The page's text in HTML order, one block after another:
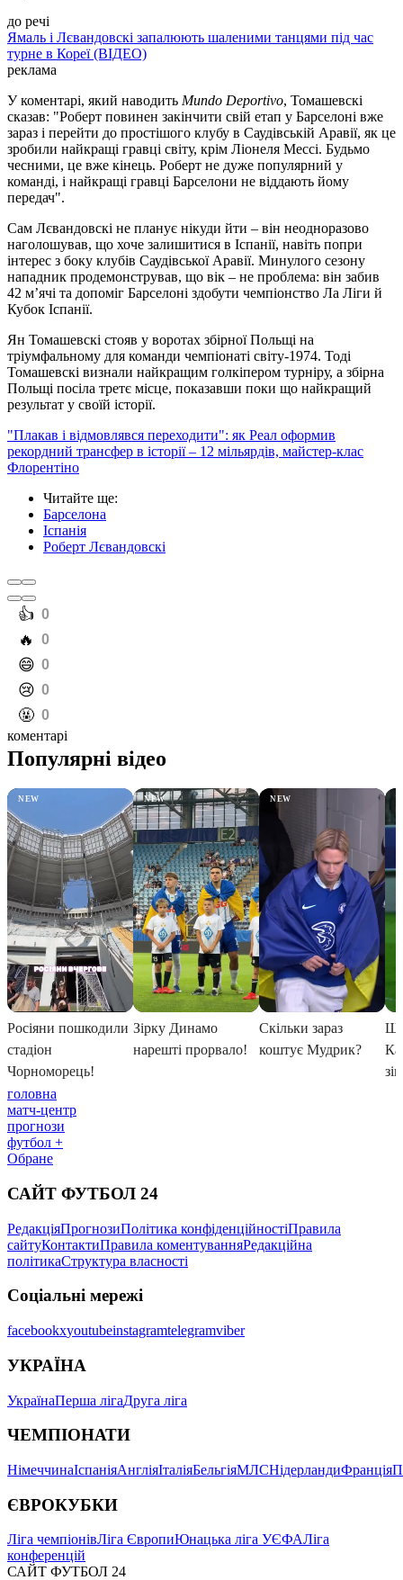
до речі
Ямаль і Лєвандовскі запалюють шаленими танцями під час
турне в Кореї (ВІДЕО)
реклама
У коментарі, який наводить Mundo Deportivo, Томашевскі
сказав: "Роберт повинен закінчити свій етап у Барселоні вже
зараз і перейти до простішого клубу в Саудівській Аравії, як це
зробили найкращі гравці світу, крім Ліонеля Мессі. Будьмо
чесними, це вже кінець. Роберт не дуже популярний у
команді, і найкращі гравці Барселони не віддають йому
передач".
Сам Лєвандовскі не планує нікуди йти – він неодноразово
наголошував, що хоче залишитися в Іспанії, навіть попри
інтерес з боку клубів Саудівської Аравії. Минулого сезону
нападник продемонстрував, що вік – не проблема: він забив
42 м’ячі та допоміг Барселоні здобути чемпіонство Ла Ліги й
Кубок Іспанії.
Ян Томашевскі стояв у воротах збірної Польщі на
тріумфальному для команди чемпіонаті світу-1974. Тоді
Томашевскі визнали найкращим голкіпером турніру, а збірна
Польщі посіла третє місце, показавши поки що найкращий
результат у своїй історії.
"Плакав і відмовлявся переходити": як Реал оформив
рекордний трансфер в історії – 12 мільярдів, майстер-клас
Флорентіно
Читайте ще:
Барселона
Іспанія
Роберт Лєвандовскі
️👍 0
️🔥 0
️😄 0
️😢 0
️🤬 0
коментарі
головна
матч-центр
прогнози
футбол +
Обране
САЙТ ФУТБОЛ 24
РедакціяПрогнозиПолітика конфіденційностіПравила
сайтуКонтактиПравила коментуванняРедакційна
політикаСтруктура власності
Соціальні мережі
facebookxyoutubeinstagramtelegramviber
УКРАЇНА
УкраїнаПерша лігаДруга ліга
ЧЕМПІОНАТИ
НімеччинаІспаніяАнгліяІталіяБельгіяМЛСНідерландиФранція
ЄВРОКУБКИ
Ліга чемпіонівЛіга ЄвропиЮнацька ліга УЄФАЛіга
конференцій
САЙТ ФУТБОЛ 24